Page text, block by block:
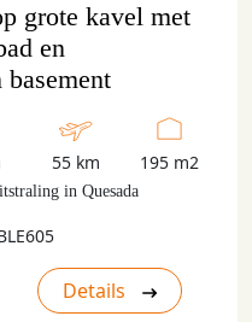
grote kavel met
en
55 km 195 m2
in Quesada
Details